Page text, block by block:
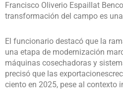
Francisco Oliverio Espaillat
transformación del campo es
El funcionario destacó que la
una etapa de modernización
máquinas cosechadoras y
precisó que las
ciento en 2025, pese al contexto